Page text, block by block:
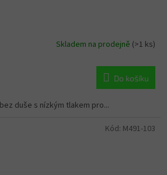
Skladem na prodejně (>1 ks)
Do košíku
duše s nízkým tlakem pro...
Kód: M491-103